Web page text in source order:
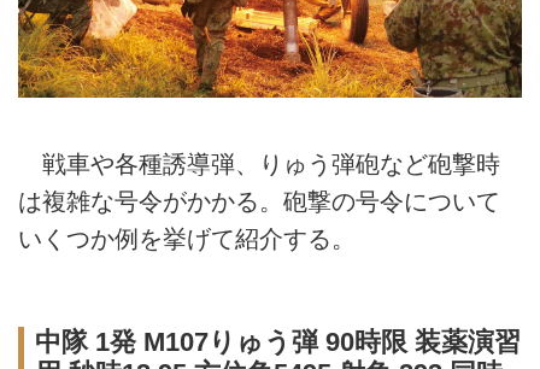
戦車や各種誘導弾、りゅう弾砲など砲撃時
は複雑な号令がかかる。砲撃の号令について
いくつか例を挙げて紹介する。
中隊 1発 M107りゅう弾 90時限 装薬演習